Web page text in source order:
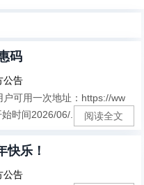
码
公告
可用一次地址：https://ww
时间2026/06/...
阅读全文
快乐！
公告